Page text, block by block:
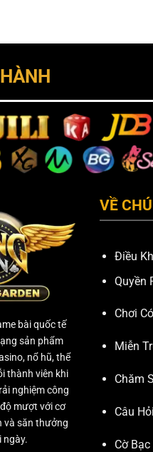
bài quốc tế
sản phẩm
nổ hũ, thể
thành viên khi
nghiệm công
mượt với cơ
và săn thưởng
ngày.
VỀ
Điều
Quyền
Chơi
Miễn
Chăm
Câu
Cờ